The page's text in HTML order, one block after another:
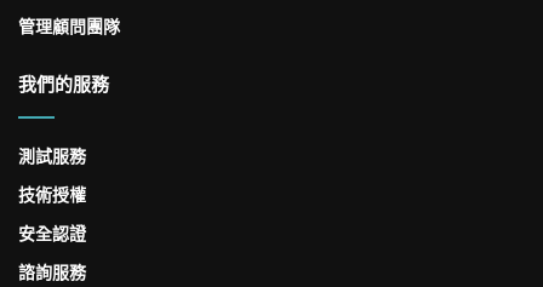
管理顧問團隊
我們的服務
測試服務
技術授權
安全認證
諮詢服務